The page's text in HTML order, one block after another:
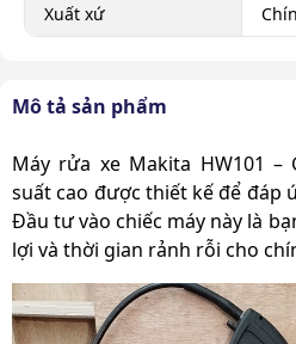
Mô tả sản phẩm
Máy rửa xe Makita HW101 –
suất cao được thiết kế để đáp
Đầu tư vào chiếc máy này là
lợi và thời gian rảnh rỗi cho
Xuất xứ